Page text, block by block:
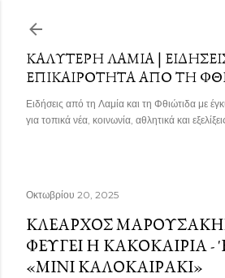
ΚΑΛΎΤΕΡΗ ΛΑΜΊΑ |
ΕΠΙΚΑΙΡΌΤΗΤΑ ΑΠΌ ΤΗ
Ειδήσεις από τη Λαμία και τη Φθιώτιδα με
για τοπικά νέα, κοινωνία, αθλητικά και
Οκτωβρίου 20, 2025
ΚΛΈΑΡΧΟΣ
ΦΕΎΓΕΙ Η ΚΑΚΟΚΑΙΡΊΑ -
«ΜΊΝΙ ΚΑΛΟΚΑΙΡΆΚΙ»